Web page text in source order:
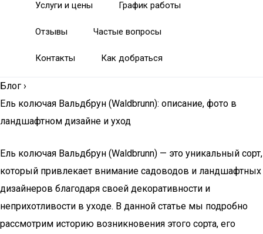
Услуги и цены График работы
Отзывы Частые вопросы
Контакты Как добраться
Блог ›
Ель колючая Вальдбрун (Waldbrunn): описание, фото в
ландшафтном дизайне и уход
Ель колючая Вальдбрун (Waldbrunn) — это уникальный сорт,
который привлекает внимание садоводов и ландшафтных
дизайнеров благодаря своей декоративности и
неприхотливости в уходе. В данной статье мы подробно
рассмотрим историю возникновения этого сорта, его